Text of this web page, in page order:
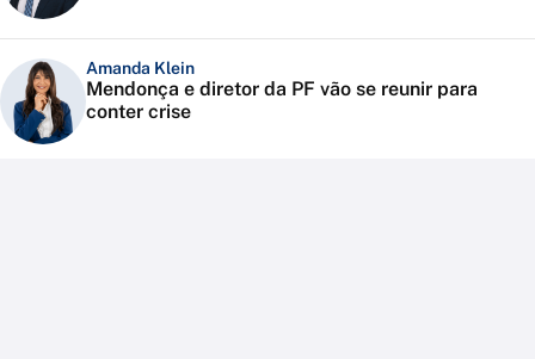
Amanda Klein
Mendonça e diretor da PF vão se reunir para
conter crise